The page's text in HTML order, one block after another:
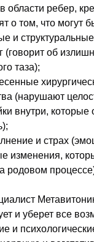
области ребер,
о том, что могут
и
(говорит об
таза);
(нарушают
внутри, которые
и страх
изменения,
родовом
и уберет все
и